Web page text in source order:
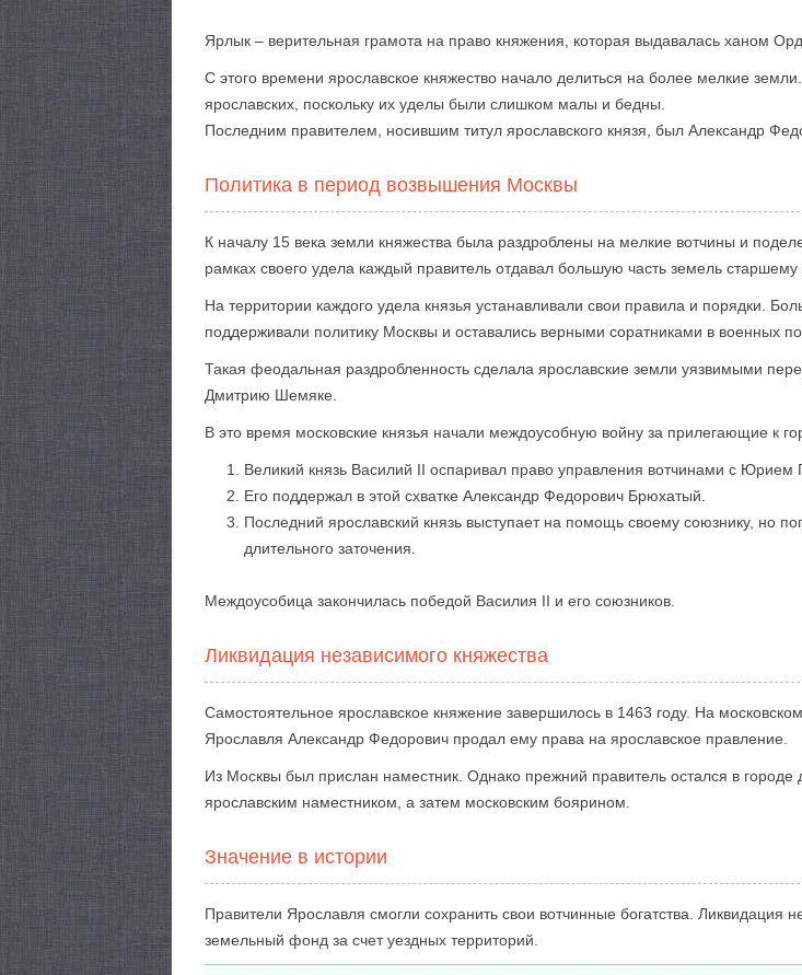
Ярлык – верительная грамота на право княжения, которая выдавалась ханом
С этого времени ярославское княжество начало делиться на более мелкие
ярославских, поскольку их уделы были слишком малы и бедны.
Последним правителем, носившим титул ярославского князя, был Александр
Политика в период возвышения Москвы
К началу 15 века земли княжества была раздроблены на мелкие вотчины и
рамках своего удела каждый правитель отдавал большую часть земель
На территории каждого удела князья устанавливали свои правила и порядки.
поддерживали политику Москвы и оставались верными соратниками в военных
Такая феодальная раздробленность сделала ярославские земли уязвимыми
Дмитрию Шемяке.
В это время московские князья начали междоусобную войну за прилегающие к
Великий князь Василий II оспаривал право управления вотчинами с
Его поддержал в этой схватке Александр Федорович Брюхатый.
Последний ярославский князь выступает на помощь своему союзнику, но
длительного заточения.
Междоусобица закончилась победой Василия II и его союзников.
Ликвидация независимого княжества
Самостоятельное ярославское княжение завершилось в 1463 году. На
Ярославля Александр Федорович продал ему права на ярославское правление.
Из Москвы был прислан наместник. Однако прежний правитель остался в
ярославским наместником, а затем московским боярином.
Значение в истории
Правители Ярославля смогли сохранить свои вотчинные богатства. Ликвидация
земельный фонд за счет уездных территорий.